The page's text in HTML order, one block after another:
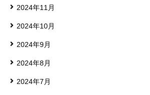
2024年11月
2024年10月
2024年9月
2024年8月
2024年7月